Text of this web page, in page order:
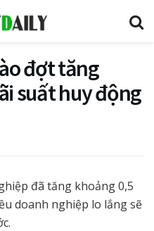
đợt tăng
suất huy động
đã tăng khoảng 0,5
doanh nghiệp lo lắng sẽ